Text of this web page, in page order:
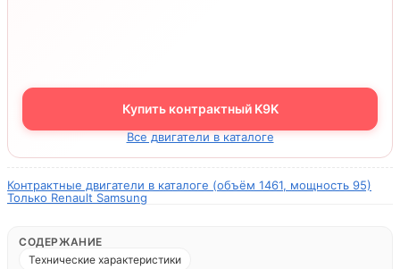
Купить контрактный K9K
Все двигатели в каталоге
Контрактные двигатели в каталоге (объём 1461, мощность 95)
Только Renault Samsung
СОДЕРЖАНИЕ
Технические характеристики